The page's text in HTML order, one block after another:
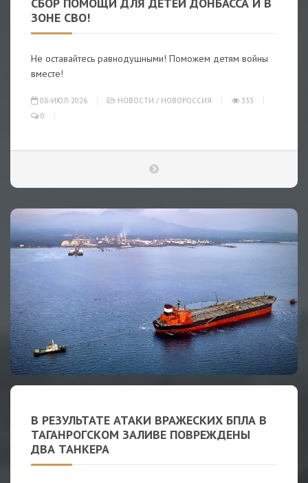
СБОР ПОМОЩИ ДЛЯ ДЕТЕЙ ДОНБАССА И В
ЗОНЕ СВО!
Не оставайтесь равнодушными! Поможем детям войны
вместе!
08-ИЮЛ-2026 НОВОСТИ / НОВОРОССИЯ
333
0
В РЕЗУЛЬТАТЕ АТАКИ ВРАЖЕСКИХ БПЛА В
ТАГАНРОГСКОМ ЗАЛИВЕ ПОВРЕЖДЕНЫ
ДВА ТАНКЕРА